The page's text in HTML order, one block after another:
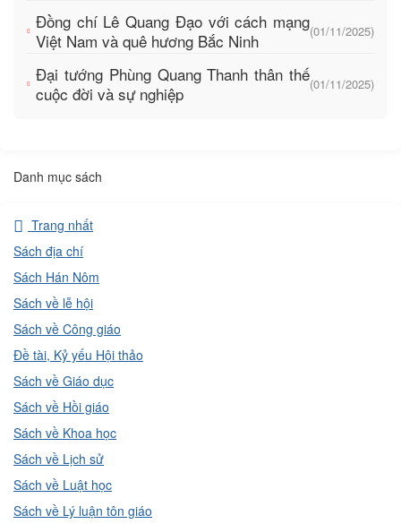
Đồng chí Lê Quang Đạo với cách mạng
Việt Nam và quê hương Bắc Ninh
(01/11/2025)
Đại tướng Phùng Quang Thanh thân thế
cuộc đời và sự nghiệp
(01/11/2025)
Danh mục sách
Trang nhất
Sách địa chí
Sách Hán Nôm
Sách về lễ hội
Sách về Công giáo
Đề tài, Kỷ yếu Hội thảo
Sách về Giáo dục
Sách về Hồi giáo
Sách về Khoa học
Sách về Lịch sử
Sách về Luật học
Sách về Lý luận tôn giáo